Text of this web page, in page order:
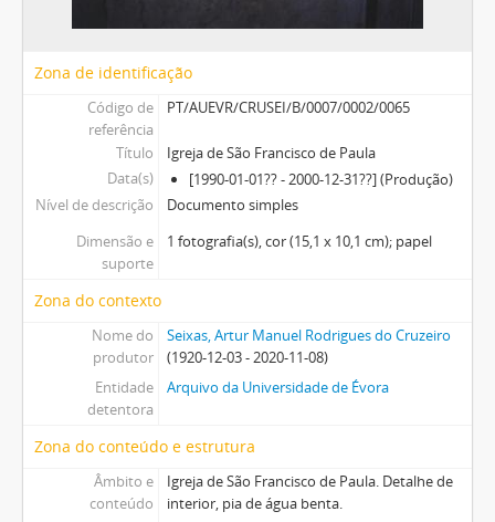
Zona de identificação
Código de
referência
PT/AUEVR/CRUSEI/B/0007/0002/0065
Título
Igreja de São Francisco de Paula
Data(s)
[1990-01-01?? - 2000-12-31??] (Produção)
Nível de descrição
Documento simples
Dimensão e
suporte
1 fotografia(s), cor (15,1 x 10,1 cm); papel
Zona do contexto
Nome do
produtor
Seixas, Artur Manuel Rodrigues do Cruzeiro
(1920-12-03 - 2020-11-08)
Entidade
detentora
Arquivo da Universidade de Évora
Zona do conteúdo e estrutura
Âmbito e
conteúdo
Igreja de São Francisco de Paula. Detalhe de
interior, pia de água benta.